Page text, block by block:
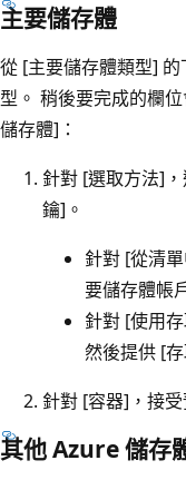
主要儲存體
從 [主要儲存體類型] 的
型。 稍後要完成的欄
儲存體] ：
針對 [選取方法]
鑰] 。
針對 [從清
要儲存體帳
針對 [使用
然後提供 [
針對 [容器] ，接
其他 Azure 儲存